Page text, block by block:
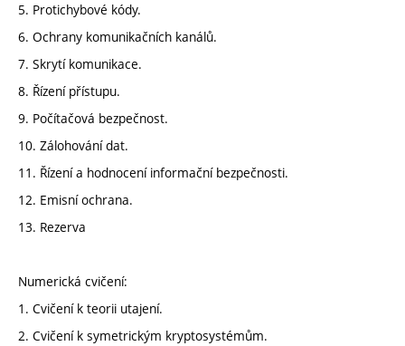
5. Protichybové kódy.
6. Ochrany komunikačních kanálů.
7. Skrytí komunikace.
8. Řízení přístupu.
9. Počítačová bezpečnost.
10. Zálohování dat.
11. Řízení a hodnocení informační bezpečnosti.
12. Emisní ochrana.
13. Rezerva
Numerická cvičení:
1. Cvičení k teorii utajení.
2. Cvičení k symetrickým kryptosystémům.